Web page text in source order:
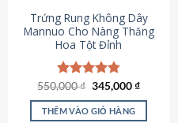
Trứng Rung Không Dây
Mannuo Cho Nàng Thăng
Hoa Tột Đỉnh
Được xếp
hạng4.81
5 sao
550,000₫ Giá
là:
550,000 ₫.
345,000₫Giá
tại
THÊM VÀO GIỎ HÀNG